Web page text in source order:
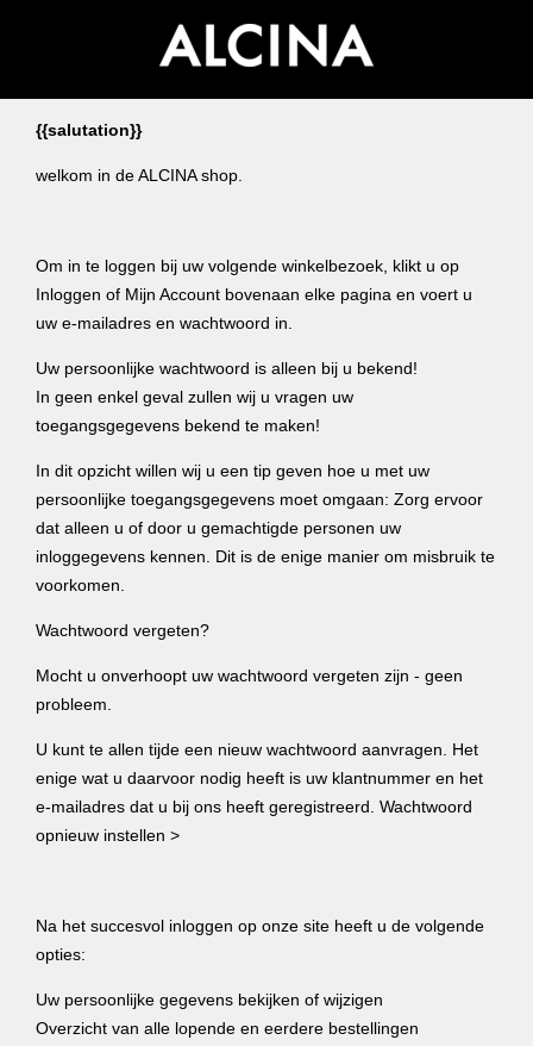
{{salutation}}
welkom in de ALCINA shop.
Om in te loggen bij uw volgende winkelbezoek, klikt u op
Inloggen of Mijn Account bovenaan elke pagina en voert u
uw e-mailadres en wachtwoord in.
Uw persoonlijke wachtwoord is alleen bij u bekend!
In geen enkel geval zullen wij u vragen uw
toegangsgegevens bekend te maken!
In dit opzicht willen wij u een tip geven hoe u met uw
persoonlijke toegangsgegevens moet omgaan: Zorg ervoor
dat alleen u of door u gemachtigde personen uw
inloggegevens kennen. Dit is de enige manier om misbruik te
voorkomen.
Wachtwoord vergeten?
Mocht u onverhoopt uw wachtwoord vergeten zijn - geen
probleem.
U kunt te allen tijde een nieuw wachtwoord aanvragen. Het
enige wat u daarvoor nodig heeft is uw klantnummer en het
e-mailadres dat u bij ons heeft geregistreerd. Wachtwoord
opnieuw instellen >
Na het succesvol inloggen op onze site heeft u de volgende
opties:
Uw persoonlijke gegevens bekijken of wijzigen
Overzicht van alle lopende en eerdere bestellingen